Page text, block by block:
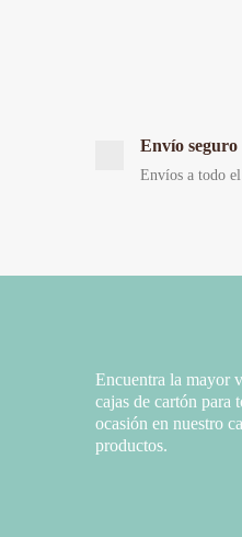
Envío seguro
Envíos a todo
Encuentra la mayor
cajas de cartón para
ocasión en nuestro
productos.